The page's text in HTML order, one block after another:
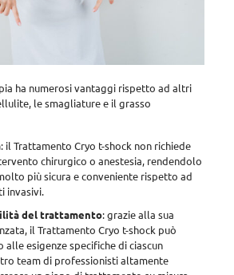
ha numerosi vantaggi rispetto ad altri
le smagliature e il grasso
: il Trattamento Cryo t-shock non richiede
chirurgico o anestesia, rendendolo
più sicura e conveniente rispetto ad
invasivi.
del trattamento: grazie alla sua
il Trattamento Cryo t-shock può
alle esigenze specifiche di ciascun
team di professionisti altamente